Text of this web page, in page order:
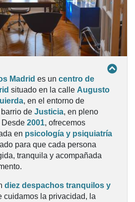
Madrid es un centro de
situado en la calle Augusto
, en el entorno de
de Justicia, en pleno
2001, ofrecemos
en psicología y psiquiatría
para que cada persona
tranquila y acompañada
diez despachos tranquilos y
cuidamos la privacidad, la